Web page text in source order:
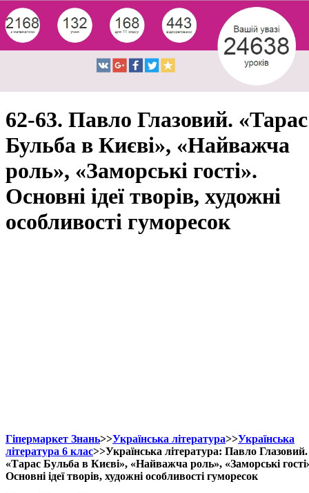
62-63. Павло Глазовий. «Тарас
Бульба в Києві», «Найважча
роль», «Заморські гості».
Основні ідеї творів, художні
особливості гуморесок
Гіпермаркет Знань>>Українська література>>Українська
література 6 клас>>Українська література: Павло Глазовий.
«Тарас Бульба в Києві», «Найважча роль», «Заморські
Основні ідеї творів, художні особливості гуморесок